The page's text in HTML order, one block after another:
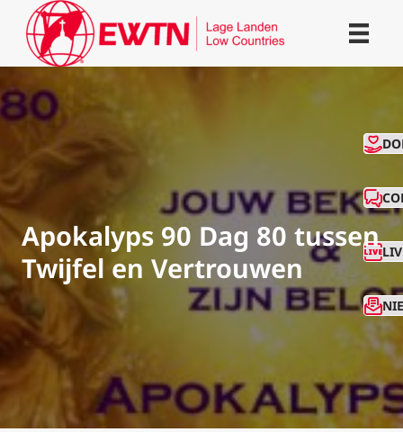
Apokalyps 90 Dag 80 tussen
Twijfel en Vertrouwen